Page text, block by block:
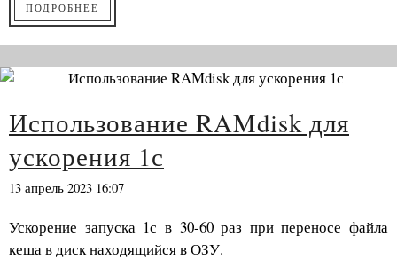
ПОДРОБНЕЕ
Использование RAMdisk для
ускорения 1с
13 апрель 2023 16:07
Ускорение запуска 1с в 30-60 раз при переносе файла
кеша в диск находящийся в ОЗУ.